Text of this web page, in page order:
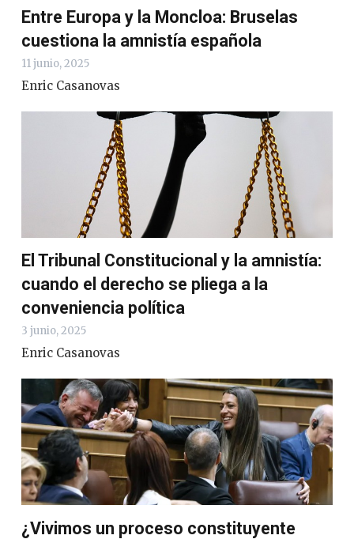
Entre Europa y la Moncloa: Bruselas
cuestiona la amnistía española
11 junio, 2025
Enric Casanovas
El Tribunal Constitucional y la amnistía:
cuando el derecho se pliega a la
conveniencia política
3 junio, 2025
Enric Casanovas
¿Vivimos un proceso constituyente